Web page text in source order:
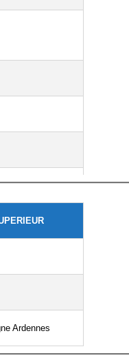
Ardennes